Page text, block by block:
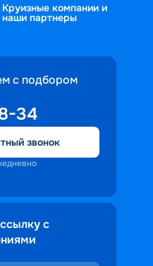
Круизные компании и
наши партнеры
с подбором
34
звонок
с